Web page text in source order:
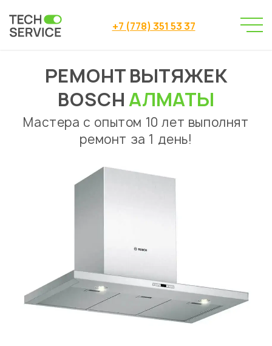
+7 (778) 351 53 37
Сервисный центр → Ремонт вытяжек
Ремонт вытяжек Bosch Алматы
РЕМОНТ ВЫТЯЖЕК
BOSCHАЛМАТЫ
Мастера с опытом 10 лет выполнят
ремонт за 1 день!